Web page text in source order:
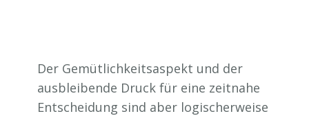
Der Gemütlichkeitsaspekt und der
ausbleibende Druck für eine zeitnahe
Entscheidung sind aber logischerweise